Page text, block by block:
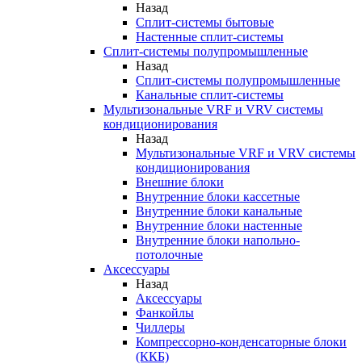
Назад
Сплит-системы бытовые
Настенные сплит-системы
Сплит-системы полупромышленные
Назад
Сплит-системы полупромышленные
Канальные сплит-системы
Мультизональные VRF и VRV системы
кондиционирования
Назад
Мультизональные VRF и VRV системы
кондиционирования
Внешние блоки
Внутренние блоки кассетные
Внутренние блоки канальные
Внутренние блоки настенные
Внутренние блоки напольно-
потолочные
Аксессуары
Назад
Аксессуары
Фанкойлы
Чиллеры
Компрессорно-конденсаторные блоки
(ККБ)